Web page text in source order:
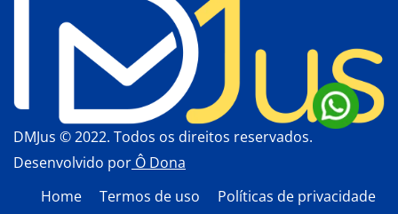
DMJus © 2022. Todos os direitos reservados.
Desenvolvido por Ô Dona
Home
Termos de uso Políticas de privacidade